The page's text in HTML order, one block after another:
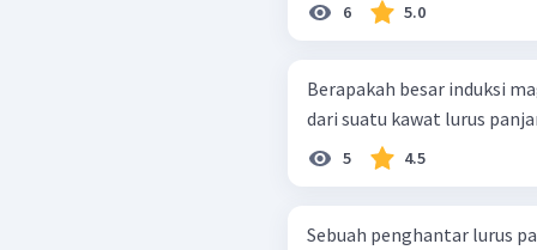
6 5.0
Berapakah besar induksi
dari suatu kawat lurus
5 4.5
Sebuah penghantar lurus